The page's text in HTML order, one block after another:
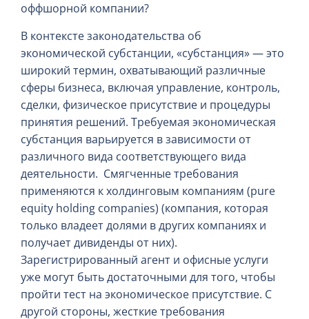
оффшорной компании?
В контексте законодательства об
экономической субстанции, «субстанция» — это
широкий термин, охватывающий различные
сферы бизнеса, включая управление, контроль,
сделки, физическое присутствие и процедуры
принятия решений. Требуемая экономическая
субстанция варьируется в зависимости от
различного вида соответствующего вида
деятельности. Смягченные требования
применяются к холдинговым компаниям (pure
equity holding companies) (компания, которая
только владеет долями в других компаниях и
получает дивиденды от них).
Зарегистрированный агент и офисные услуги
уже могут быть достаточными для того, чтобы
пройти тест на экономическое присутствие. С
другой стороны, жесткие требования